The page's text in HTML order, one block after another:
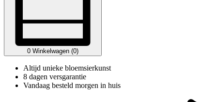
0 Winkelwagen (0)
Altijd unieke bloemsierkunst
8 dagen versgarantie
Vandaag besteld morgen in huis